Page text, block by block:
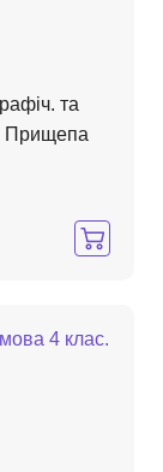
та
Прищепа